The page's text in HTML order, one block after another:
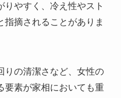
りやすく、冷え性やスト
指摘されることがありま
りの清潔さなど、女性の
要素が家相においても重